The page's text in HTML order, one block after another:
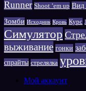
Runner Shoot ’em up Вид
Зомби Исходник Кровь Курс
Симулятор
выживание гонки
спрайты стрелялка
Мой аккаунт